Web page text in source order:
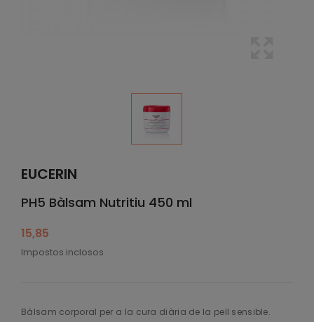
EUCERIN
PH5 Bàlsam Nutritiu 450 ml
15,85
Impostos inclosos
Bàlsam corporal per a la cura diària de la pell sensible.